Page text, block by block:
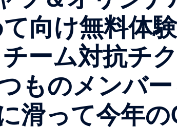
向け無料体
ーム対抗チ
ものメンバ
滑って今年の